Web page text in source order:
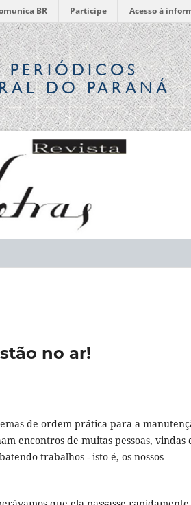
BR Participe Acesso à
DO PARANÁ
no ar!
de ordem prática para a
encontros de muitas pessoas, vindas
trabalhos - isto é, os nossos